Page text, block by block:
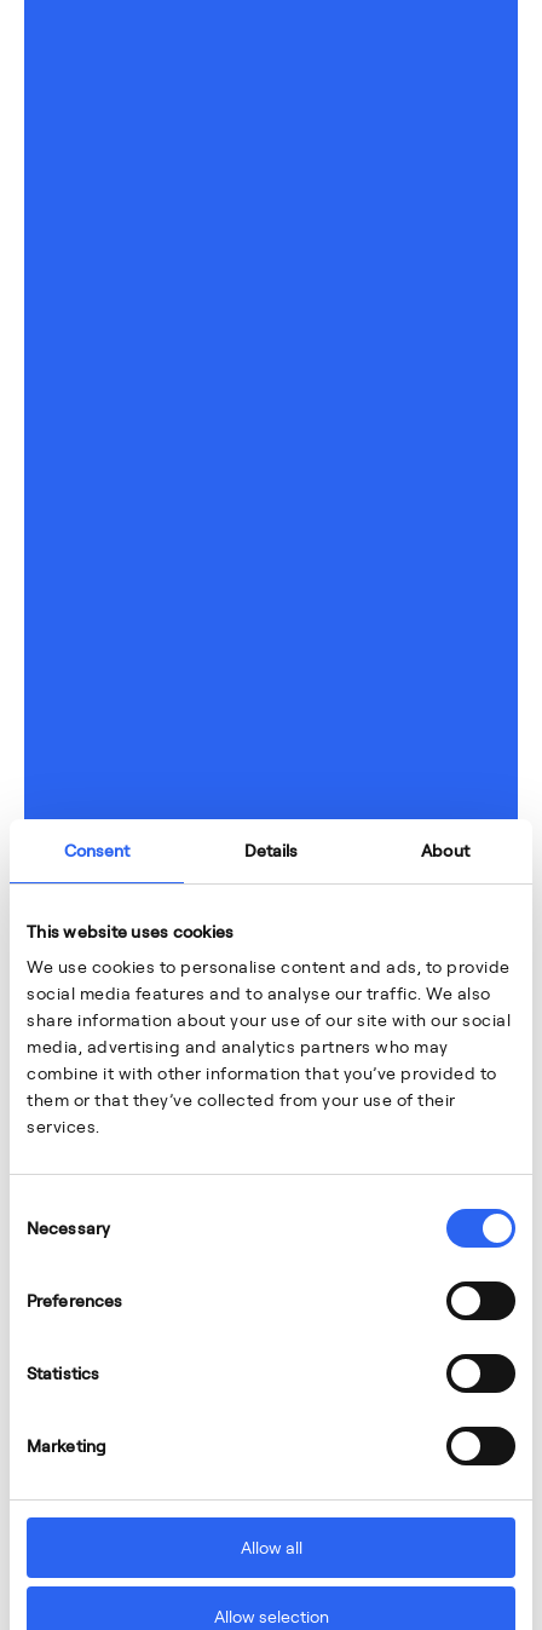
Consent Details About
This website uses cookies
We use cookies to personalise content and ads, to provide
social media features and to analyse our traffic. We also
share information about your use of our site with our social
media, advertising and analytics partners who may
combine it with other information that you’ve provided to
them or that they’ve collected from your use of their
services.
Selection
Necessary
Preferences
Statistics
Marketing
Allow all
Allow selection